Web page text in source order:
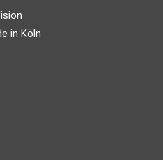
in Köln